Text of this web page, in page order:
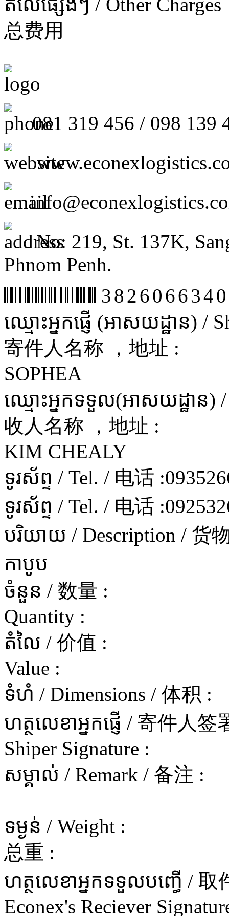
总费用
081 319 456 / 098 139
No: 219, St. 137K,
Phnom Penh.
3826066340
ឈ្មោះអ្នកផ្ញើ (អាសយដ្ឋាន) /
寄件人名称 ，地址 :
SOPHEA
ឈ្មោះអ្នកទទួល(អាសយដ្ឋាន) /
收人名称 ，地址 :
KIM CHEALY
ទូរស័ព្ទ / Tel. / 电话 :
ទូរស័ព្ទ / Tel. / 电话 :
បរិយាយ / Description / 货
កាបូប
ចំនួន / 数量 :
Quantity :
តំលៃ / 价值 :
Value :
ទំហំ / Dimensions / 体积 :
ហត្ថលេខាអ្នកផ្ញើ / 寄件人
Shiper Signature :
សម្គាល់ / Remark / 备注 :
ទម្ងន់ / Weight :
总重 :
ហត្ថលេខាអ្នកទទួលបញ្ធើ / 取
Econex's Reciever